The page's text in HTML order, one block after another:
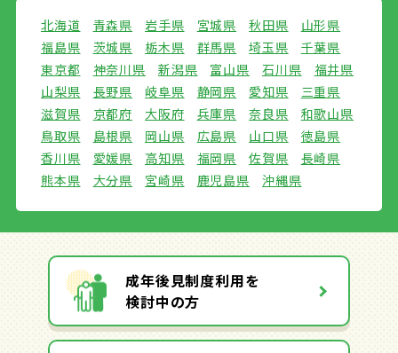
北海道 青森県 岩手県 宮城県 秋田県
山形県
福島県
茨城県 栃木県 群馬県 埼玉県
千葉県
東京都
神奈川県 新潟県 富山県 石川県
福井県
山梨県
長野県 岐阜県 静岡県 愛知県
三重県
滋賀県
京都府 大阪府 兵庫県 奈良県
和歌山県
鳥取県
島根県 岡山県 広島県 山口県
徳島県
香川県
愛媛県 高知県 福岡県 佐賀県
長崎県
熊本県
大分県 宮崎県 鹿児島県 沖縄県
成年後見制度利用を
検討中の方